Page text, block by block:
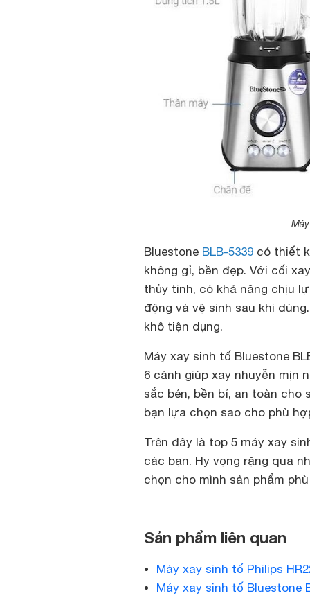
Bluestone BLB-5339 có thiết
không gỉ, bền đẹp. Với cối
thủy tinh, có khả năng chịu
động và vệ sinh sau khi
khô tiện dụng.
Máy xay sinh tố Bluestone
6 cánh giúp xay nhuyễn mịn
sắc bén, bền bỉ, an toàn cho
bạn lựa chọn sao cho phù
Trên đây là top 5 máy xay
các bạn. Hy vọng rặng qua
chọn cho mình sản phẩm
Sản phẩm liên quan
Máy xay sinh tố Philips
Máy xay sinh tố Bluestone